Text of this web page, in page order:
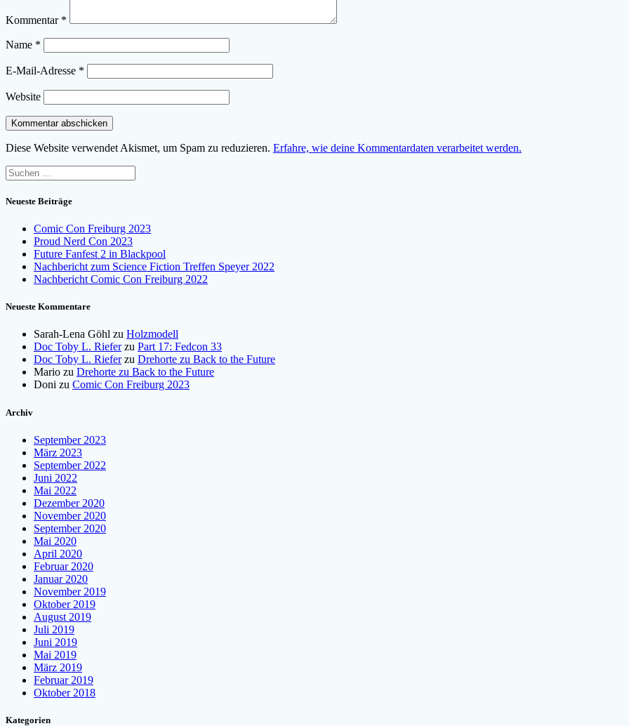
Kommentar *
Name *
E-Mail-Adresse *
Website
Diese Website verwendet Akismet, um Spam zu reduzieren. Erfahre, wie deine Kommentardaten verarbeitet werden.
Suchen
nach:
Neueste Beiträge
Comic Con Freiburg 2023
Proud Nerd Con 2023
Future Fanfest 2 in Blackpool
Nachbericht zum Science Fiction Treffen Speyer 2022
Nachbericht Comic Con Freiburg 2022
Neueste Kommentare
Sarah-Lena Göhl zu Holzmodell
Doc Toby L. Rieferzu Part 17: Fedcon 33
Doc Toby L. Rieferzu Drehorte zu Back to the Future
Mario zu Drehorte zu Back to the Future
Doni zu Comic Con Freiburg 2023
Archiv
September 2023
März 2023
September 2022
Juni 2022
Mai 2022
Dezember 2020
November 2020
September 2020
Mai 2020
April 2020
Februar 2020
Januar 2020
November 2019
Oktober 2019
August 2019
Juli 2019
Juni 2019
Mai 2019
März 2019
Februar 2019
Oktober 2018
Kategorien